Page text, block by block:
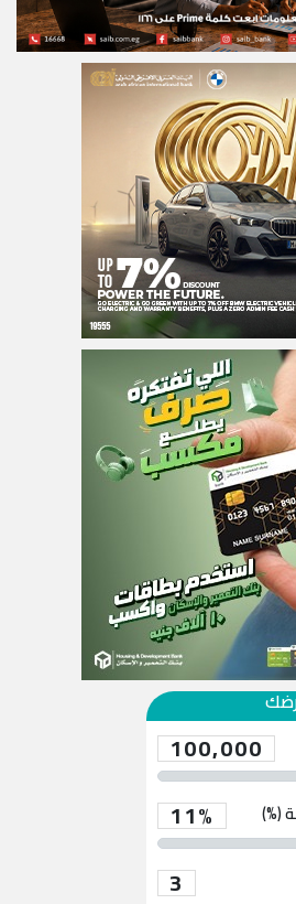
100,000
(%)
11%
3